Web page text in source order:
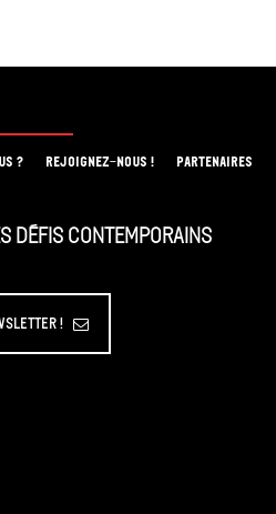
? REJOIGNEZ-NOUS ! PARTENAIRES
défis contemporains
!